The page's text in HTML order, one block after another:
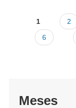
1 2
6
Meses